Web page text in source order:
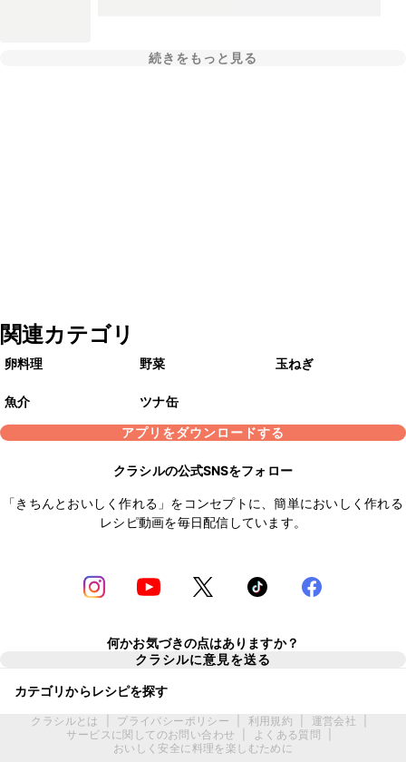
続きをもっと見る
関連カテゴリ
卵料理 野菜 玉ねぎ
魚介
ツナ缶
アプリをダウンロードする
クラシルの公式SNSをフォロー
「きちんとおいしく作れる」をコンセプトに、簡単においしく作れる
レシピ動画を毎日配信しています。
何かお気づきの点はありますか？
クラシルに意見を送る
カテゴリからレシピを探す
クラシルとは プライバシーポリシー 利用規約 運営会社
サービスに関してのお問い合わせ
よくある質問
おいしく安全に料理を楽しむために